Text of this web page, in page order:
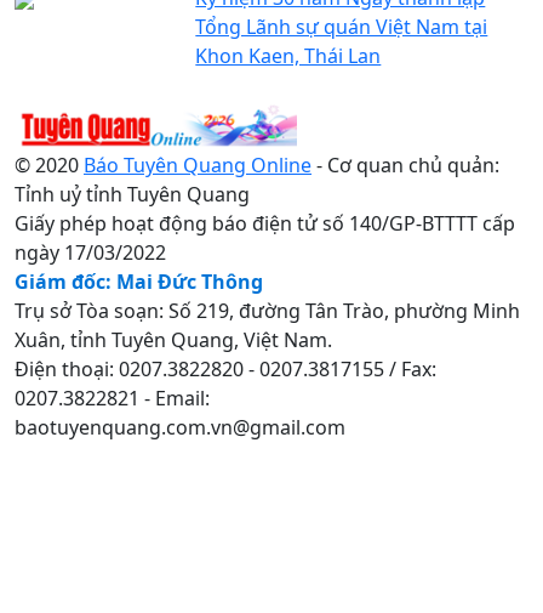
Tổng Lãnh sự quán Việt Nam tại
Khon Kaen, Thái Lan
© 2020 Báo Tuyên Quang Online- Cơ quan chủ quản:
Tỉnh uỷ tỉnh Tuyên Quang
Giấy phép hoạt động báo điện tử số 140/GP-BTTTT cấp
ngày 17/03/2022
Giám đốc: Mai Đức Thông
Trụ sở Tòa soạn: Số 219, đường Tân Trào, phường Minh
Xuân, tỉnh Tuyên Quang, Việt Nam.
Điện thoại: 0207.3822820 - 0207.3817155 / Fax:
0207.3822821 - Email:
baotuyenquang.com.vn@gmail.com